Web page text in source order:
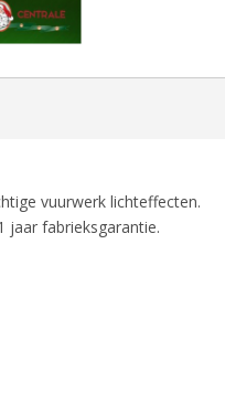
vuurwerk lichteffecten.
jaar fabrieksgarantie.